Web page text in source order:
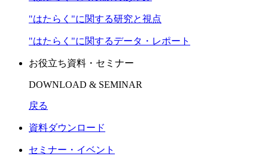
"はたらく"に関する研究と視点
"はたらく"に関するデータ・レポート
お役立ち資料・セミナー
DOWNLOAD & SEMINAR
戻る
資料ダウンロード
セミナー・イベント